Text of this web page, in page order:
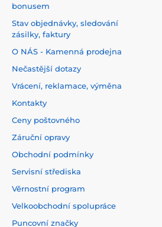
bonusem
Stav objednávky, sledování
zásilky, faktury
O NÁS - Kamenná prodejna
Nečastější dotazy
Vrácení, reklamace, výměna
Kontakty
Ceny poštovného
Záruční opravy
Obchodní podmínky
Servisní střediska
Věrnostní program
Velkoobchodní spolupráce
Puncovní značky